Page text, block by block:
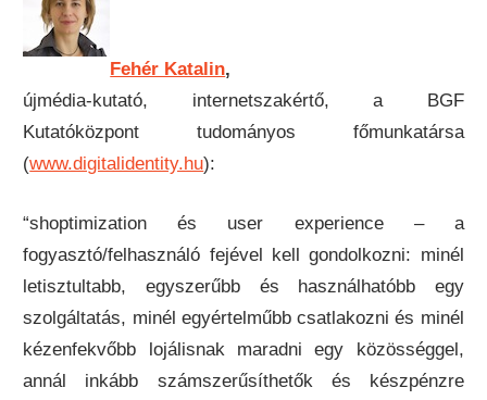
Fehér Katalin,
újmédia-kutató, internetszakértő, a BGF
Kutatóközpont tudományos főmunkatársa
(www.digitalidentity.hu):
“shoptimization és user experience – a
fogyasztó/felhasználó fejével kell gondolkozni: minél
letisztultabb, egyszerűbb és használhatóbb egy
szolgáltatás, minél egyértelműbb csatlakozni és minél
kézenfekvőbb lojálisnak maradni egy közösséggel,
annál inkább számszerűsíthetők és készpénzre